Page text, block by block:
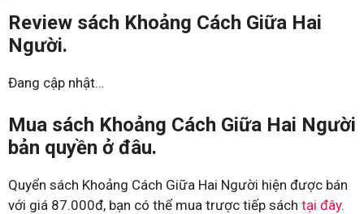
Review sách Khoảng Cách Giữa Hai
Người.
Đang cập nhật…
Mua sách Khoảng Cách Giữa Hai Người
bản quyền ở đâu.
Quyển sách Khoảng Cách Giữa Hai Người hiện được bán
với giá 87.000đ, bạn có thể mua trược tiếp sách tại đây.